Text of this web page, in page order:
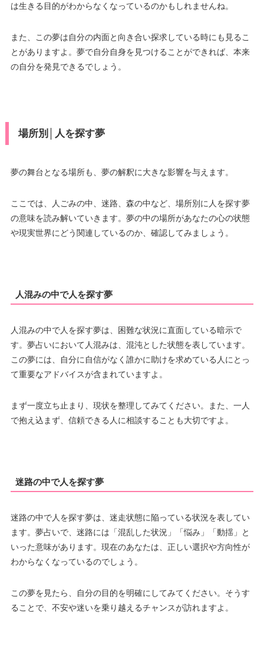
は生きる目的がわからなくなっているのかもしれませんね。
また、この夢は自分の内面と向き合い探求している時にも見るこ
とがありますよ。夢で自分自身を見つけることができれば、本来
の自分を発見できるでしょう。
場所別│人を探す夢
夢の舞台となる場所も、夢の解釈に大きな影響を与えます。
ここでは、人ごみの中、迷路、森の中など、場所別に人を探す夢
の意味を読み解いていきます。夢の中の場所があなたの心の状態
や現実世界にどう関連しているのか、確認してみましょう。
人混みの中で人を探す夢
人混みの中で人を探す夢は、困難な状況に直面している暗示で
す。夢占いにおいて人混みは、混沌とした状態を表しています。
この夢には、自分に自信がなく誰かに助けを求めている人にとっ
て重要なアドバイスが含まれていますよ。
まず一度立ち止まり、現状を整理してみてください。また、一人
で抱え込まず、信頼できる人に相談することも大切ですよ。
迷路の中で人を探す夢
迷路の中で人を探す夢は、迷走状態に陥っている状況を表してい
ます。夢占いで、迷路には「混乱した状況」「悩み」「動揺」と
いった意味があります。現在のあなたは、正しい選択や方向性が
わからなくなっているのでしょう。
この夢を見たら、自分の目的を明確にしてみてください。そうす
ることで、不安や迷いを乗り越えるチャンスが訪れますよ。